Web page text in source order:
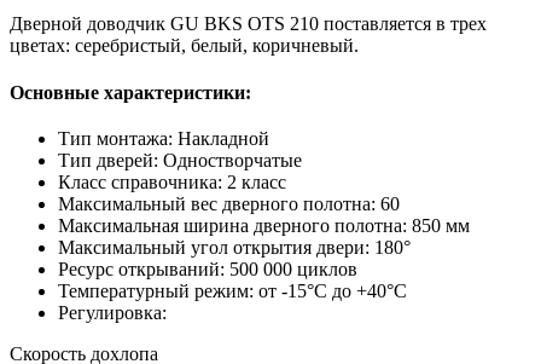
Дверной доводчик GU BKS OTS 210 поставляется в трех
цветах: серебристый, белый, коричневый.
Основные характеристики:
Тип монтажа: Накладной
Тип дверей: Одностворчатые
Класс справочника: 2 класс
Максимальный вес дверного полотна: 60
Максимальная ширина дверного полотна: 850 мм
Максимальный угол открытия двери: 180°
Ресурс открываний: 500 000 циклов
Температурный режим: от -15°С до +40°С
Регулировка:
Скорость дохлопа